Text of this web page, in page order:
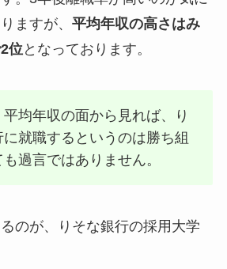
ますが、 平均年収の高さはみ
位となっております。
平均年収の面から見れば、り
に就職するというのは勝ち組
過言ではありません。
のが、りそな銀行の採用大学